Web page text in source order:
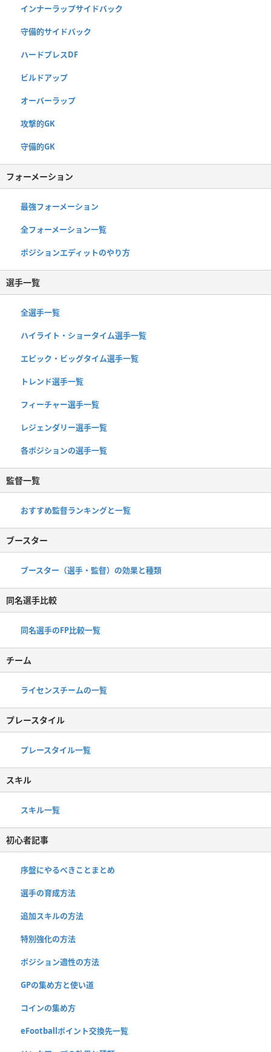
インナーラップサイドバック
守備的サイドバック
ハードプレスDF
ビルドアップ
オーバーラップ
攻撃的GK
守備的GK
フォーメーション
最強フォーメーション
全フォーメーション一覧
ポジションエディットのやり方
選手一覧
全選手一覧
ハイライト・ショータイム選手一覧
エピック・ビッグタイム選手一覧
トレンド選手一覧
フィーチャー選手一覧
レジェンダリー選手一覧
各ポジションの選手一覧
監督一覧
おすすめ監督ランキングと一覧
ブースター
ブースター（選手・監督）の効果と種類
同名選手比較
同名選手のFP比較一覧
チーム
ライセンスチームの一覧
プレースタイル
プレースタイル一覧
スキル
スキル一覧
初心者記事
序盤にやるべきことまとめ
選手の育成方法
追加スキルの方法
特別強化の方法
ポジション適性の方法
GPの集め方と使い道
コインの集め方
eFootballポイント交換先一覧